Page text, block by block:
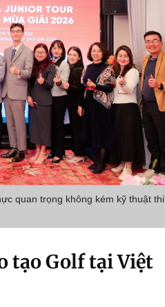
quan trọng không kém kỹ thuật thi
tạo Golf tại Việt